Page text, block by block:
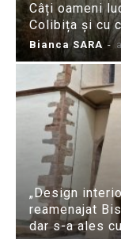
Câți oameni
Colibița și cu
Bianca SARA -
„Design
reamenajat
dar s-a ales